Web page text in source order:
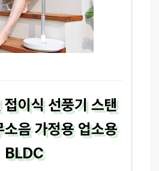
이식 선풍기 스탠
음 가정용 업소용
BLDC